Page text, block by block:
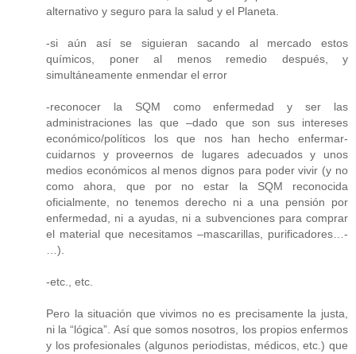
alternativo y seguro para la salud y el Planeta.
-si aún así se siguieran sacando al mercado estos
químicos, poner al menos remedio después, y
simultáneamente enmendar el error
-reconocer la SQM como enfermedad y ser las
administraciones las que –dado que son sus intereses
económico/políticos los que nos han hecho enfermar-
cuidarnos y proveernos de lugares adecuados y unos
medios económicos al menos dignos para poder vivir (y no
como ahora, que por no estar la SQM reconocida
oficialmente, no tenemos derecho ni a una pensión por
enfermedad, ni a ayudas, ni a subvenciones para comprar
el material que necesitamos –mascarillas, purificadores…-
…).
-etc., etc.
Pero la situación que vivimos no es precisamente la justa,
ni la “lógica”. Así que somos nosotros, los propios enfermos
y los profesionales (algunos periodistas, médicos, etc.) que